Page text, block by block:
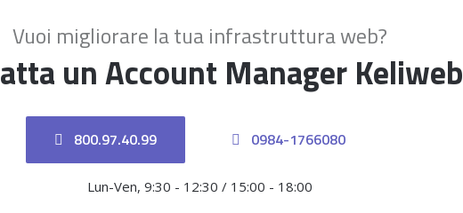
Vuoi migliorare la tua infrastruttura web?
un Account Manager Keliweb
800.97.40.99 0984-1766080
Lun-Ven, 9:30 - 12:30 / 15:00 - 18:00